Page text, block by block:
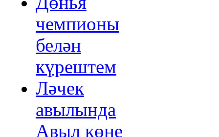
чемпионы
белән
күрештем
Ләчек
авылында
Авыл көне